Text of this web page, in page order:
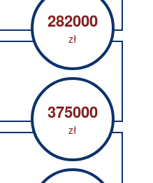
282000
zł
375000
zł